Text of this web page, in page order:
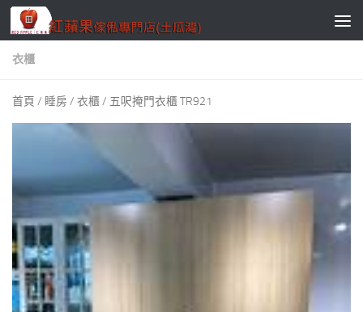
Skip to content
衣櫃
首頁 / 睡房 / 衣櫃 / 五呎掩門衣櫃 TR921